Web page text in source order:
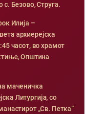
с. Безово, Струга.
Илија –
архиерејска
часот, во храмот
Општина
маченичка
Литургија, со
„Св. Петка“